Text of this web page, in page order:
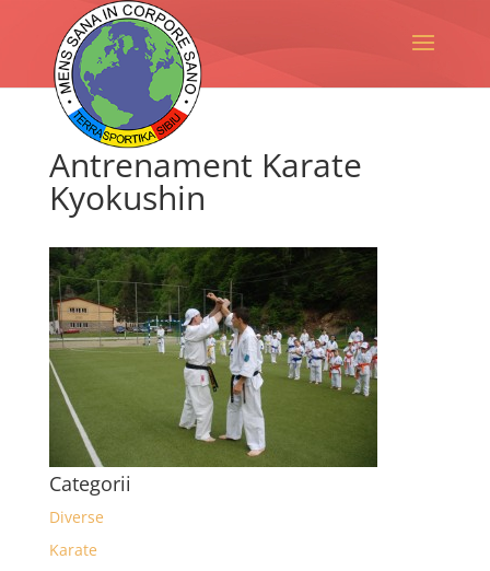
Antrenament Karate
Kyokushin
Categorii
Diverse
Karate